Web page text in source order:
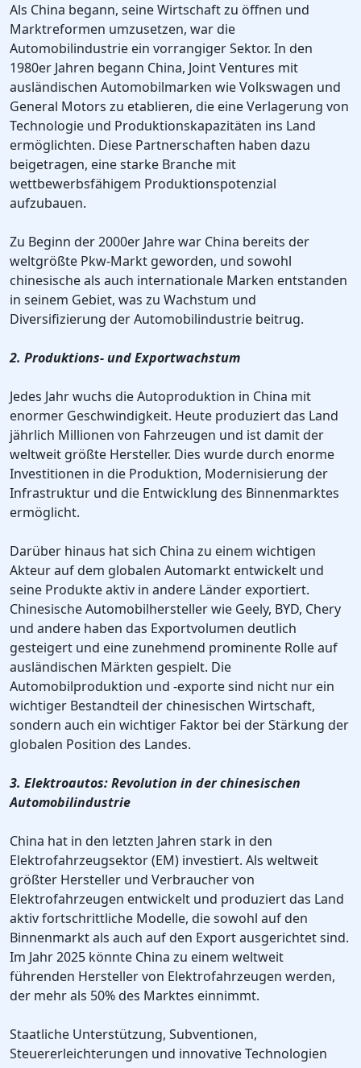
Als China begann, seine Wirtschaft zu öffnen und
Marktreformen umzusetzen, war die
Automobilindustrie ein vorrangiger Sektor. In den
1980er Jahren begann China, Joint Ventures mit
ausländischen Automobilmarken wie Volkswagen und
General Motors zu etablieren, die eine Verlagerung von
Technologie und Produktionskapazitäten ins Land
ermöglichten. Diese Partnerschaften haben dazu
beigetragen, eine starke Branche mit
wettbewerbsfähigem Produktionspotenzial
aufzubauen.
Zu Beginn der 2000er Jahre war China bereits der
weltgrößte Pkw-Markt geworden, und sowohl
chinesische als auch internationale Marken entstanden
in seinem Gebiet, was zu Wachstum und
Diversifizierung der Automobilindustrie beitrug.
2. Produktions- und Exportwachstum
Jedes Jahr wuchs die Autoproduktion in China mit
enormer Geschwindigkeit. Heute produziert das Land
jährlich Millionen von Fahrzeugen und ist damit der
weltweit größte Hersteller. Dies wurde durch enorme
Investitionen in die Produktion, Modernisierung der
Infrastruktur und die Entwicklung des Binnenmarktes
ermöglicht.
Darüber hinaus hat sich China zu einem wichtigen
Akteur auf dem globalen Automarkt entwickelt und
seine Produkte aktiv in andere Länder exportiert.
Chinesische Automobilhersteller wie Geely, BYD, Chery
und andere haben das Exportvolumen deutlich
gesteigert und eine zunehmend prominente Rolle auf
ausländischen Märkten gespielt. Die
Automobilproduktion und -exporte sind nicht nur ein
wichtiger Bestandteil der chinesischen Wirtschaft,
sondern auch ein wichtiger Faktor bei der Stärkung der
globalen Position des Landes.
3. Elektroautos: Revolution in der chinesischen
Automobilindustrie
China hat in den letzten Jahren stark in den
Elektrofahrzeugsektor (EM) investiert. Als weltweit
größter Hersteller und Verbraucher von
Elektrofahrzeugen entwickelt und produziert das Land
aktiv fortschrittliche Modelle, die sowohl auf den
Binnenmarkt als auch auf den Export ausgerichtet sind.
Im Jahr 2025 könnte China zu einem weltweit
führenden Hersteller von Elektrofahrzeugen werden,
der mehr als 50% des Marktes einnimmt.
Staatliche Unterstützung, Subventionen,
Steuererleichterungen und innovative Technologien